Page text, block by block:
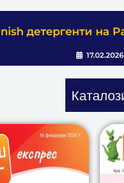
детергенти на
17.02.2026